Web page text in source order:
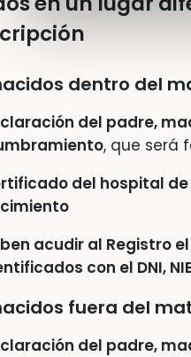
dentro del
del padre,
, que será
del hospital
acudir al Registro
con el DNI,
fuera del
del padre,